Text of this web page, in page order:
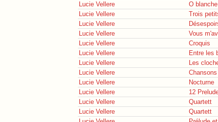
Lucie Vellere
O
Lucie Vellere
Trois
Lucie Vellere
Lucie Vellere
Vous
Lucie Vellere
Croquis
Lucie Vellere
Entre les
Lucie Vellere
Les
Lucie Vellere
Lucie Vellere
Nocturne
Lucie Vellere
12
Lucie Vellere
Quartett
Lucie Vellere
Quartett